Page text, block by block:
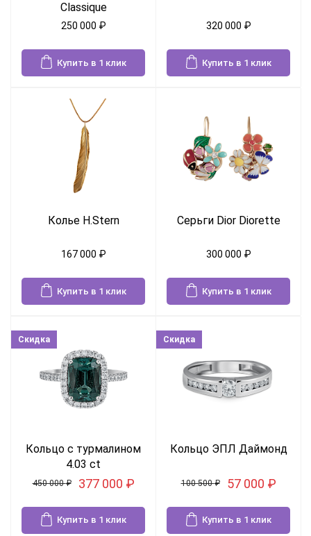
Classique
250 000 ₽
Купить в 1 клик
320 000 ₽
Купить в 1 клик
Колье H.Stern
167 000 ₽
Купить в 1 клик
Серьги Dior Diorette
300 000 ₽
Купить в 1 клик
Скидка
Кольцо с турмалином
4.03 ct
450 000₽ 377 000 ₽
Купить в 1 клик
Скидка
Кольцо ЭПЛ Даймонд
100 500₽ 57 000 ₽
Купить в 1 клик